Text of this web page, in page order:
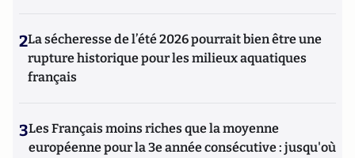
2La sécheresse de l’été 2026 pourrait bien être une
rupture historique pour les milieux aquatiques
français
3Les Français moins riches que la moyenne
européenne pour la 3e année consécutive : jusqu'où